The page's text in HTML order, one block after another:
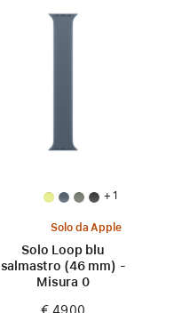
+ 1
Solo da Apple
Solo Loop blu
salmastro (46 mm) -
Misura 0
€ 49,00